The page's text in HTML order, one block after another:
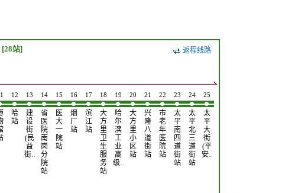
[28站]
返程线路
12
哈
站
13
建
设
街
(民
益
街…
14
省
医
院
南
岗
分
院
站
15
医
大
一
院
站
16
烟
厂
站
17
滨
江
站
18
大
方
里
卫
生
服
务
站
19
哈
尔
滨
工
业
高
级…
20
大
方
里
小
区
站
21
兴
隆
八
道
街
站
22
市
老
年
医
院
站
23
太
平
南
四
道
街
站
24
太
平
北
三
道
街
站
25
太
平
大
街
(平
安…